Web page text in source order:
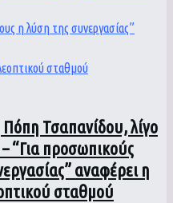
Τσαπανίδου, λίγο
“Για προσωπικούς
αναφέρει η
σταθμού